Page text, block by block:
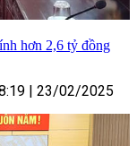
hơn 2,6 tỷ đồng
| 23/02/2025